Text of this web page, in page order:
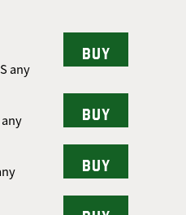
any
BUY
BUY
BUY